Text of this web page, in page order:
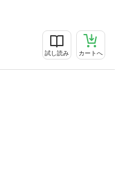
試し読み カートへ